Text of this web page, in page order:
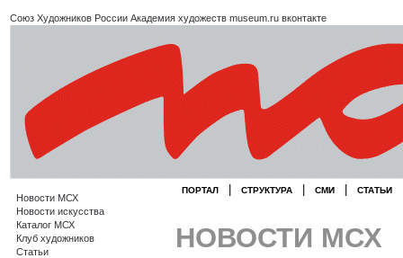
Союз Художников России Академия художеств museum.ru вконтакте
Новости МСХ
Новости искусства
Каталог МСХ
Клуб художников
Статьи
ПОРТАЛ СТРУКТУРА СМИ СТАТЬИ
НОВОСТИ МСХ